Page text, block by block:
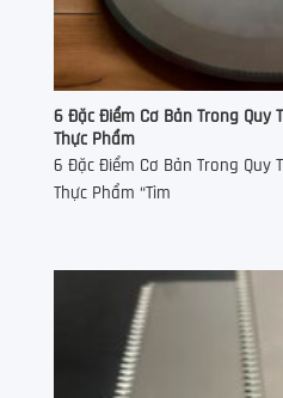
6 Đặc Điểm Cơ Bản Trong Quy
Thực Phẩm
6 Đặc Điểm Cơ Bản Trong Quy
Thực Phẩm “Tìm